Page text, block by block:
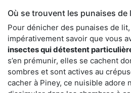
Où se trouvent les punaises de
Pour dénicher des punaises de
impérativement savoir que vous
insectes qui détestent
s’en prémunir, elles se cachent
sombres et sont actives au
cacher à Piney, ce nuisible adore